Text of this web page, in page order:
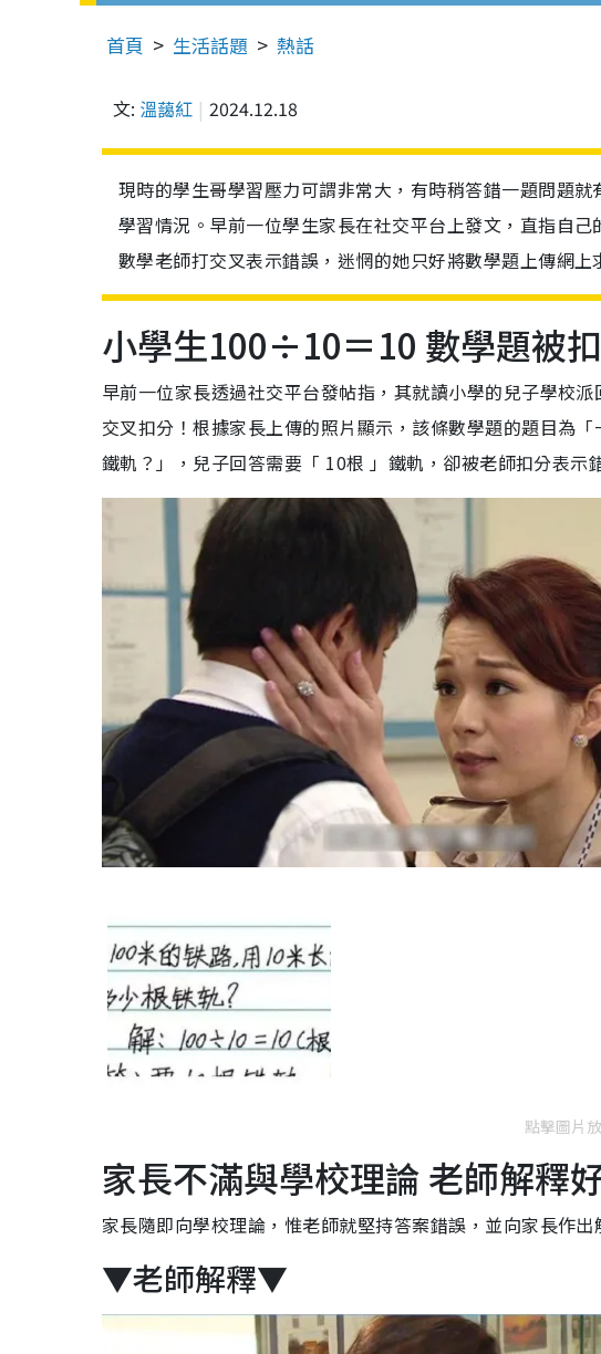
首頁 生活話題 熱話
文: 溫藹紅 2024.12.18
現時的學生哥學習壓力可謂非常大，有時稍答錯一題問題
學習情況。早前一位學生家長在社交平台上發文，直指自
數學老師打交叉表示錯誤，迷惘的她只好將數學題上傳網
小學生100÷10＝10 數學題被
早前一位家長透過社交平台發帖指，其就讀小學的兒子學校
交叉扣分！根據家長上傳的照片顯示，該條數學題的題目為
鐵軌？」，兒子回答需要「 10根 」鐵軌，卻被老師扣分表示
點擊圖片
家長不滿與學校理論 老師解釋
家長隨即向學校理論，惟老師就堅持答案錯誤，並向家長作出
▼老師解釋▼